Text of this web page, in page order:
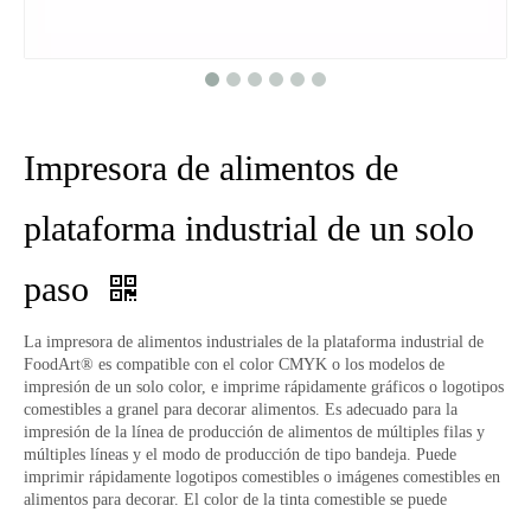
Impresora de alimentos de
plataforma industrial de un solo
paso
La impresora de alimentos industriales de la plataforma industrial de
FoodArt® es compatible con el color CMYK o los modelos de
impresión de un solo color, e imprime rápidamente gráficos o logotipos
comestibles a granel para decorar alimentos. Es adecuado para la
impresión de la línea de producción de alimentos de múltiples filas y
múltiples líneas y el modo de producción de tipo bandeja. Puede
imprimir rápidamente logotipos comestibles o imágenes comestibles en
alimentos para decorar. El color de la tinta comestible se puede